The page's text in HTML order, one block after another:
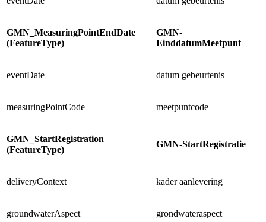
GMN_MeasuringPointEndDate
(FeatureType)
GMN-
EinddatumMeetpunt
eventDate datum gebeurtenis
measuringPointCode meetpuntcode
GMN_StartRegistration
(FeatureType)
GMN-StartRegistratie
deliveryContext kader aanlevering
groundwaterAspect grondwateraspect